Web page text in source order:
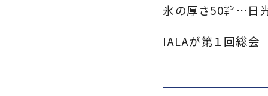
氷の厚さ50㌢…日
IALAが第１回総